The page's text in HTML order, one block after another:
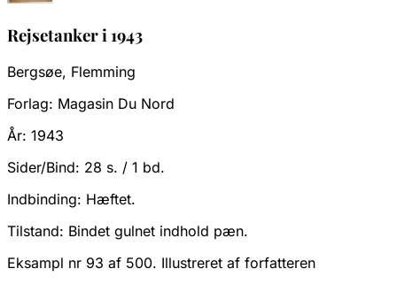
Rejsetanker i 1943
Bergsøe, Flemming
Forlag: Magasin Du Nord
År: 1943
Sider/Bind: 28 s. / 1 bd.
Indbinding: Hæftet.
Tilstand: Bindet gulnet indhold pæn.
Eksampl nr 93 af 500. Illustreret af forfatteren